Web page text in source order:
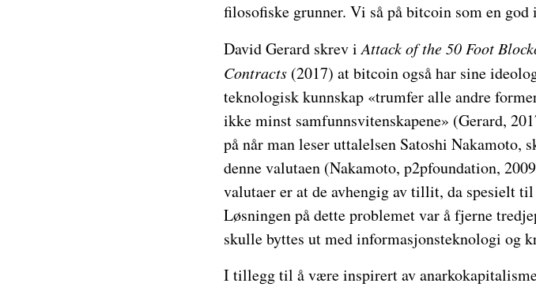
filosofiske grunner. Vi så på bitcoin som en
David Gerard skrev iAttack of the 50 Foot
Contracts(2017) at bitcoin også har sine
teknologisk kunnskap «trumfer alle andre
ikke minst samfunnsvitenskapene» (Gerard,
på når man leser uttalelsen Satoshi Nakamoto,
denne valutaen (Nakamoto, p2pfoundation,
valutaer er at de avhengig av tillit, da spesielt
Løsningen på dette problemet var å fjerne
skulle byttes ut med informasjonsteknologi og
I tillegg til å være inspirert av